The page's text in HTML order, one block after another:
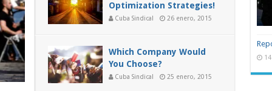
Optimization Strategies!
Cuba Sindical 26 enero, 2015
Which Company Would
You Choose?
Cuba Sindical 25 enero, 2015